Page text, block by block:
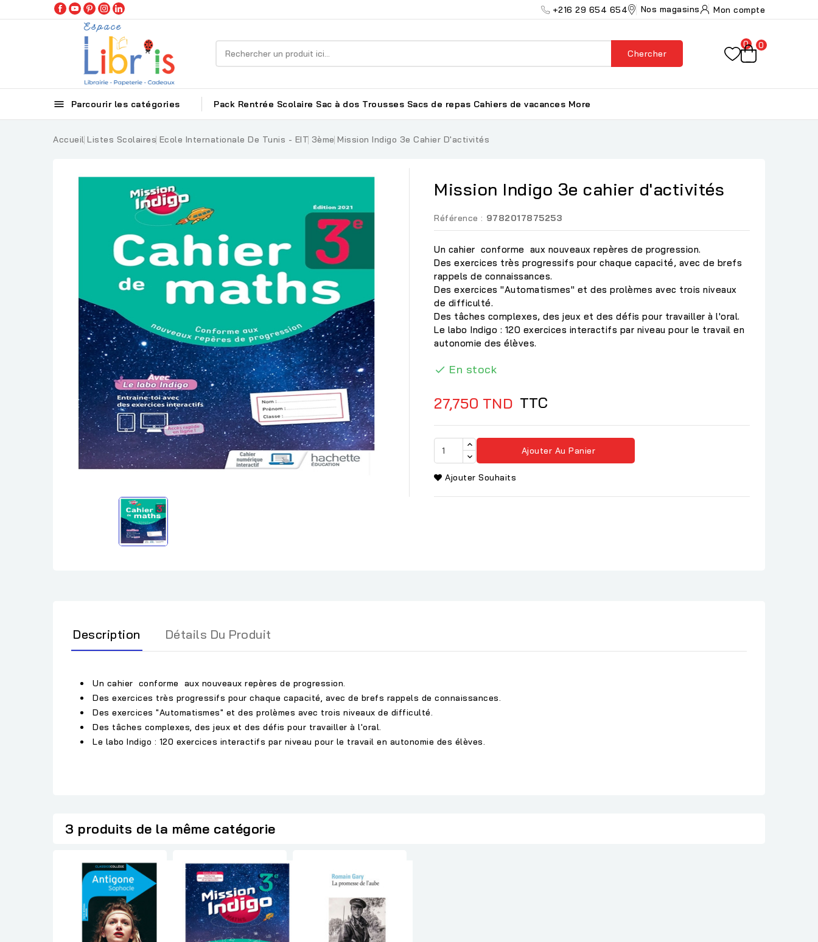
+216 29 654 654 Nos magasins Mon compte
Chercher
0 0
 Parcourir les catégories Pack Rentrée Scolaire Sac à dos Trousses Sacs de repas Cahiers de vacances More
Accueil Listes Scolaires Ecole Internationale De Tunis - EIT 3ème Mission Indigo 3e Cahier D'activités
Mission Indigo 3e cahier d'activités
Référence : 9782017875253
Un cahier conforme aux nouveaux repères de progression.
Des exercices très progressifs pour chaque capacité, avec de brefs
rappels de connaissances.
Des exercices "Automatismes" et des prolèmes avec trois niveaux
de difficulté.
Des tâches complexes, des jeux et des défis pour travailler à l'oral.
Le labo Indigo : 120 exercices interactifs par niveau pour le travail en
autonomie des élèves.
 En stock
27,750 TND TTC
Ajouter Au Panier
Ajouter Souhaits
Description Détails Du Produit
Un cahier conforme aux nouveaux repères de progression.
Des exercices très progressifs pour chaque capacité, avec de brefs rappels de connaissances.
Des exercices "Automatismes" et des prolèmes avec trois niveaux de difficulté.
Des tâches complexes, des jeux et des défis pour travailler à l'oral.
Le labo Indigo : 120 exercices interactifs par niveau pour le travail en autonomie des élèves.
3 produits de la même catégorie